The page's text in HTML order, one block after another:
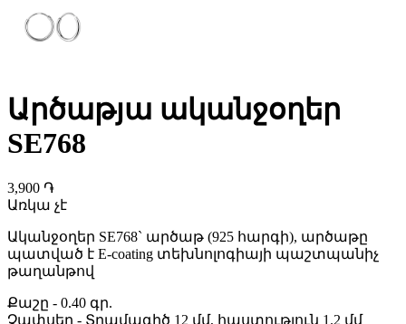
Արծաթյա ականջօղեր
SE768
3,900 ֏
Առկա չէ
Ականջօղեր SE768` արծաթ (925 հարգի), արծաթը
պատված է E-coating տեխնոլոգիայի պաշտպանիչ
թաղանթով
Քաշը - 0.40 գր.
Չափսեր - Տրամագիծ 12 մմ, հաստություն 1.2 մմ